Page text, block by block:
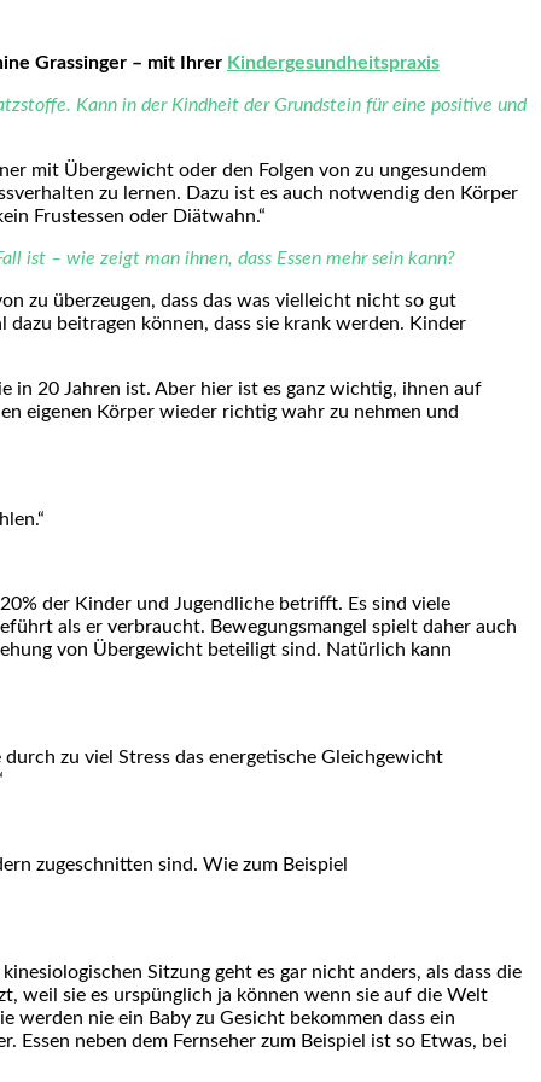
Grassinger – mit Ihrer Kindergesundheitspraxis
Kann in der Kindheit der Grundstein für eine positive und
mit Übergewicht oder den Folgen von zu ungesundem
zu lernen. Dazu ist es auch notwendig den Körper
Frustessen oder Diätwahn.“
ist – wie zeigt man ihnen, dass Essen mehr sein kann?
zu überzeugen, dass das was vielleicht nicht so gut
dazu beitragen können, dass sie krank werden. Kinder
in 20 Jahren ist. Aber hier ist es ganz wichtig, ihnen auf
eigenen Körper wieder richtig wahr zu nehmen und
der Kinder und Jugendliche betrifft. Es sind viele
als er verbraucht. Bewegungsmangel spielt daher auch
von Übergewicht beteiligt sind. Natürlich kann
zu viel Stress das energetische Gleichgewicht
zugeschnitten sind. Wie zum Beispiel
Sitzung geht es gar nicht anders, als dass die
weil sie es urspünglich ja können wenn sie auf die Welt
werden nie ein Baby zu Gesicht bekommen dass ein
neben dem Fernseher zum Beispiel ist so Etwas, bei